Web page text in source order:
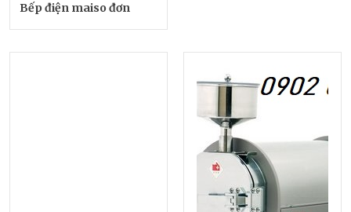
Bếp điện maiso đơn